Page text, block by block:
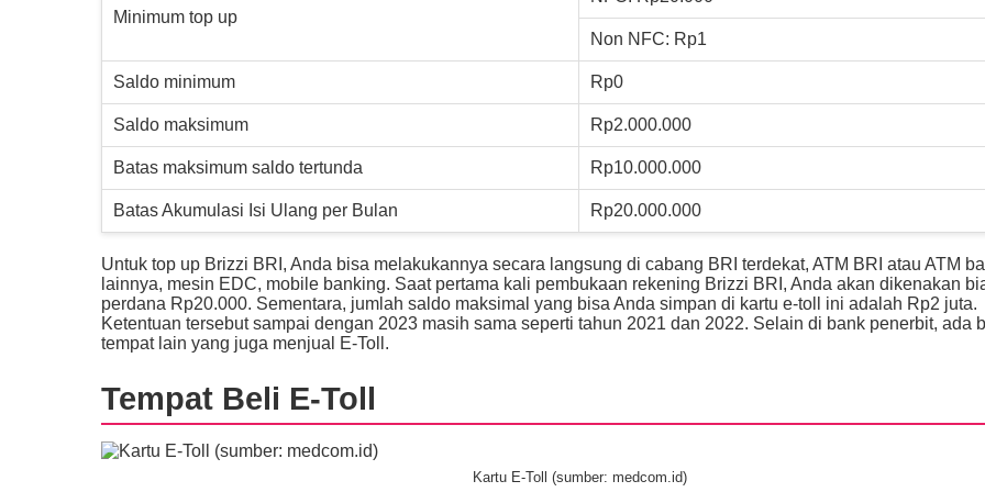
Minimum top up
Non NFC: Rp1
Saldo minimum Rp0
Saldo maksimum Rp2.000.000
Batas maksimum saldo tertunda Rp10.000.000
Batas Akumulasi Isi Ulang per Bulan Rp20.000.000
Untuk top up Brizzi BRI, Anda bisa melakukannya secara langsung di cabang BRI terdekat, ATM BRI atau ATM
lainnya, mesin EDC, mobile banking. Saat pertama kali pembukaan rekening Brizzi BRI, Anda akan dikenakan
perdana Rp20.000. Sementara, jumlah saldo maksimal yang bisa Anda simpan di kartu e-toll ini adalah Rp2 juta.
Ketentuan tersebut sampai dengan 2023 masih sama seperti tahun 2021 dan 2022. Selain di bank penerbit, ada
tempat lain yang juga menjual E-Toll.
Tempat Beli E-Toll
Kartu E-Toll (sumber: medcom.id)